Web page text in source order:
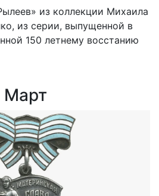
из коллекции Михаила
из серии, выпущенной в
150 летнему восстанию
Март